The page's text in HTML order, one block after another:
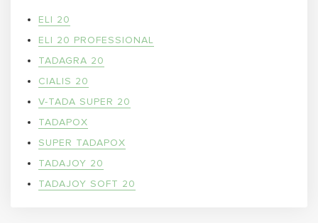
ELI 20
ELI 20 PROFESSIONAL
TADAGRA 20
CIALIS 20
V-TADA SUPER 20
TADAPOX
SUPER TADAPOX
TADAJOY 20
TADAJOY SOFT 20